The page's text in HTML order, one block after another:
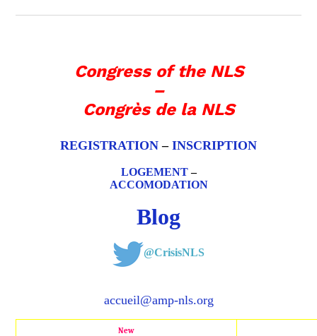
Congress of the NLS
–
Congrès de la NLS
REGISTRATION – INSCRIPTION
LOGEMENT–
ACCOMODATION
Blog
@CrisisNLS
accueil@amp-nls.org
New